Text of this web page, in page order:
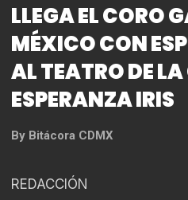
​LLEGA EL CORO
MÉXICO CON
AL TEATRO DE
ESPERANZA IRIS
By Bitácora CDMX
REDACCIÓN